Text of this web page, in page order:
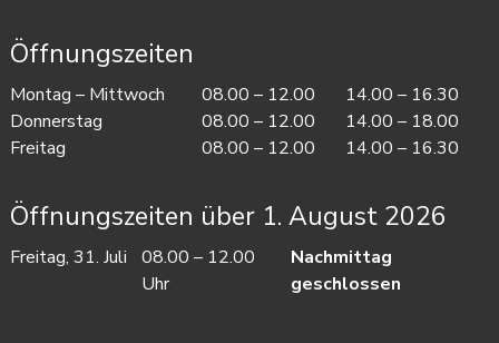
Öffnungszeiten
Montag – Mittwoch 08.00 – 12.00
14.00 – 16.30
Donnerstag 08.00 – 12.00
14.00 – 18.00
Freitag 08.00 – 12.00 14.00 – 16.30
Öffnungszeiten über 1. August 2026
Freitag, 31. Juli
08.00 – 12.00
Uhr
Nachmittag
geschlossen